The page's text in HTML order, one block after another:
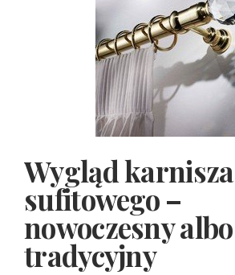
Wygląd karnisza
sufitowego –
nowoczesny albo
tradycyjny